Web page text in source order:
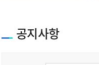
공지사항